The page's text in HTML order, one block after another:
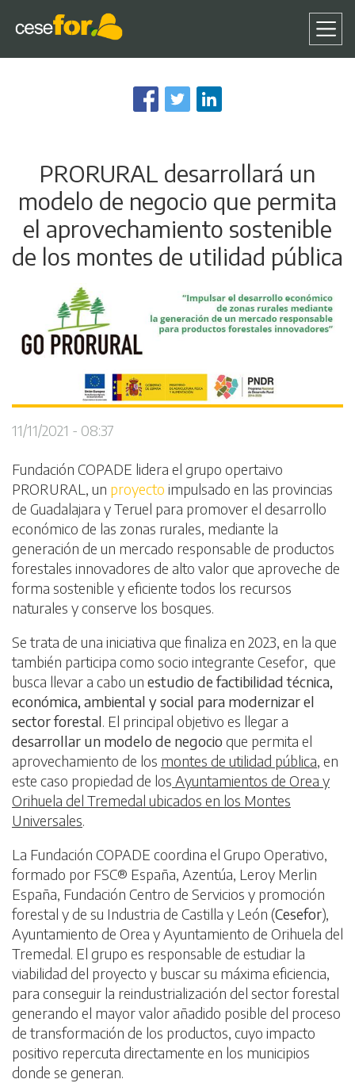
al
contenido
PRORURAL desarrollará un
modelo de negocio que permita
el aprovechamiento sostenible
de los montes de utilidad pública
11/11/2021 - 08:37
Fundación COPADE lidera el grupo opertaivo
PRORURAL, un proyecto impulsado en las provincias
de Guadalajara y Teruel para promover el desarrollo
económico de las zonas rurales, mediante la
generación de un mercado responsable de productos
forestales innovadores de alto valor que aproveche de
forma sostenible y eficiente todos los recursos
naturales y conserve los bosques.
Se trata de una iniciativa que finaliza en 2023, en la que
también participa como socio integrante Cesefor, que
busca llevar a cabo un estudio de factibilidad técnica,
económica, ambiental y social para modernizar el
sector forestal. El principal objetivo es llegar a
desarrollar un modelo de negocio que permita el
aprovechamiento de los montes de utilidad pública, en
este caso propiedad de los Ayuntamientos de Orea y
Orihuela del Tremedal ubicados en los Montes
Universales.
La Fundación COPADE coordina el Grupo Operativo,
formado por FSC® España, Azentúa, Leroy Merlin
España, Fundación Centro de Servicios y promoción
forestal y de su Industria de Castilla y León (Cesefor),
Ayuntamiento de Orea y Ayuntamiento de Orihuela del
Tremedal. El grupo es responsable de estudiar la
viabilidad del proyecto y buscar su máxima eficiencia,
para conseguir la reindustrialización del sector forestal
generando el mayor valor añadido posible del proceso
de transformación de los productos, cuyo impacto
positivo repercuta directamente en los municipios
donde se generan.